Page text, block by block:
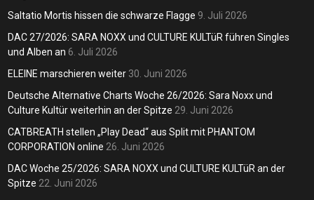
30. Juni 2026
Saltatio Mortis hissen die schwarze Flagge 9. Juli 2026
DAC 27/2026: SARA NOXX und CULTURE KULTüR führen Singles
und Alben an 6. Juli 2026
ELEINE marschieren weiter 30. Juni 2026
Deutsche Alternative Charts Woche 26/2026: Sara Noxx und
Culture Kultür weiterhin an der Spitze 29. Juni 2026
CATBREATH stellen „Play Dead“ aus Split mit PHANTOM
CORPORATION online 26. Juni 2026
DAC Woche 25/2026: SARA NOXX und CULTURE KULTüR an der
Spitze 22. Juni 2026